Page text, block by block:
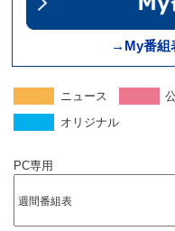
→My番組
ニュース
オリジナル
PC専用